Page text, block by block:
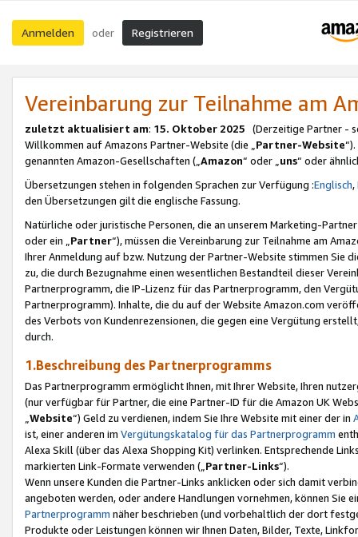
Anmelden oder Registrieren
Vereinbarung zur Teilnahme am
zuletzt aktualisiert am: 15. Oktober 2025 (Derzeitige Partner -
Willkommen auf Amazons Partner-Website (die „Partner-Website
genannten Amazon-Gesellschaften („Amazon“ oder „uns“ oder
Übersetzungen stehen in folgenden Sprachen zur Verfügung :Englisch,
den Übersetzungen gilt die englische Fassung.
Natürliche oder juristische Personen, die an unserem Marketing-
oder ein „Partner“), müssen die Vereinbarung zur Teilnahme am
Ihrer Anmeldung auf bzw. Nutzung der Partner-Website stimmen Sie
zu, die durch Bezugnahme einen wesentlichen Bestandteil dieser
Partnerprogramm, die IP-Lizenz für das Partnerprogramm, den
Partnerprogramm). Inhalte, die du auf der Website Amazon.com
des Verbots von Kundenrezensionen, die gegen eine Vergütung
durch.
1.Beschreibung des Partnerprogramms
Das Partnerprogramm ermöglicht Ihnen, mit Ihrer Website, Ihren
(nur verfügbar für Partner, die eine Partner-ID für die Amazon UK
Website“) Geld zu verdienen, indem Sie Ihre Website mit einer der in
ist, einer anderen im Vergütungskatalog für das Partnerprogramm
Alexa Skill (über das Alexa Shopping Kit) verlinken. Entsprechende
markierten Link-Formate verwenden („ Partner-Links“).
Wenn unsere Kunden die Partner-Links anklicken oder sich damit
angeboten werden, oder andere Handlungen vornehmen, können Sie
Partnerprogramm näher beschrieben (und vorbehaltlich der dort
Produkte oder Leistungen können wir Ihnen Daten, Bilder, Texte,